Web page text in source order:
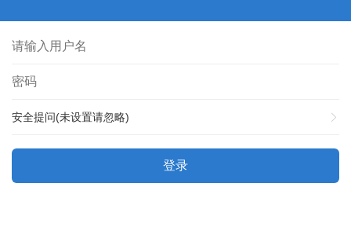
安全提问(未设置请忽略)
登录